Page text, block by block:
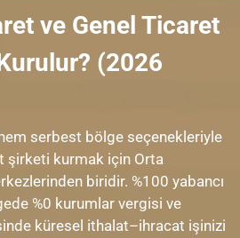
ve Genel Ticaret
(2026
serbest bölge seçenekleriyle
şirketi kurmak için Orta
biridir. %100 yabancı
%0 kurumlar vergisi ve
küresel ithalat–ihracat işinizi